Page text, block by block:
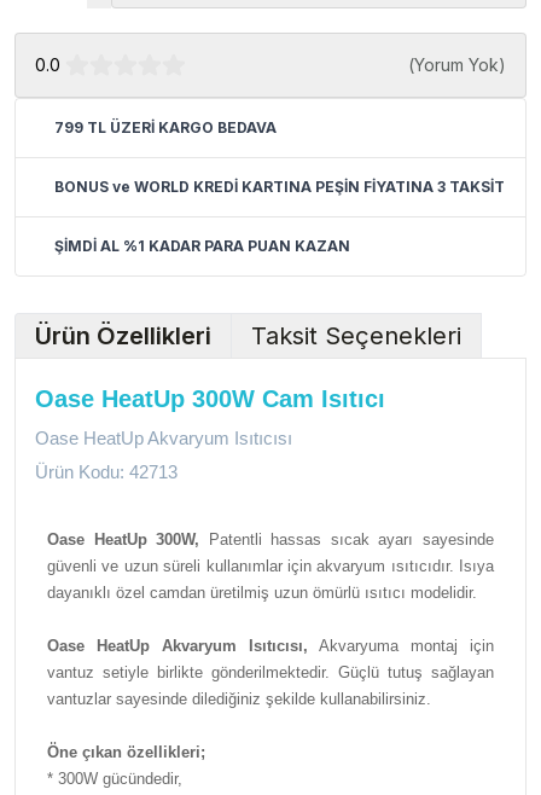
0.0 (Yorum Yok)
799 TL ÜZERİ KARGO BEDAVA
BONUS ve WORLD KREDİ KARTINA PEŞİN FİYATINA 3 TAKSİT
ŞİMDİ AL %1 KADAR PARA PUAN KAZAN
Ürün Özellikleri Taksit Seçenekleri
Oase HeatUp 300W Cam Isıtıcı
Oase HeatUp Akvaryum Isıtıcısı
Ürün Kodu: 42713
Oase HeatUp 300W,
Patentli hassas sıcak ayarı sayesinde
güvenli ve uzun süreli kullanımlar için akvaryum ısıtıcıdır. Isıya
dayanıklı özel camdan üretilmiş uzun ömürlü ısıtıcı modelidir.
Oase HeatUp Akvaryum Isıtıcısı,Akvaryuma montaj için
vantuz setiyle birlikte gönderilmektedir. Güçlü tutuş sağlayan
vantuzlar sayesinde dilediğiniz şekilde kullanabilirsiniz.
Öne çıkan özellikleri;
* 300W gücündedir,